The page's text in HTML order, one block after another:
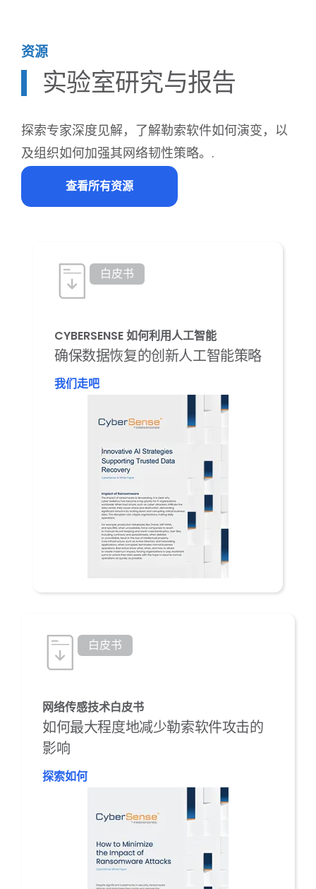
资源
实验室研究与报告
探索专家深度见解，了解勒索软件如何演变，以
及组织如何加强其网络韧性策略。.
查看所有资源
白皮书
CYBERSENSE 如何利用人工智能
确保数据恢复的创新人工智能策略
我们走吧
白皮书
网络传感技术白皮书
如何最大程度地减少勒索软件攻击的
影响
探索如何